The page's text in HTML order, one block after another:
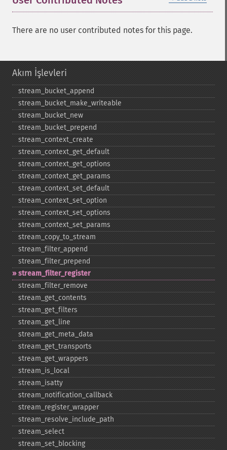
There are no user contributed notes for this page.
Akım İşlevleri
stream_​bucket_​append
stream_​bucket_​make_​writeable
stream_​bucket_​new
stream_​bucket_​prepend
stream_​context_​create
stream_​context_​get_​default
stream_​context_​get_​options
stream_​context_​get_​params
stream_​context_​set_​default
stream_​context_​set_​option
stream_​context_​set_​options
stream_​context_​set_​params
stream_​copy_​to_​stream
stream_​filter_​append
stream_​filter_​prepend
stream_​filter_​register
stream_​filter_​remove
stream_​get_​contents
stream_​get_​filters
stream_​get_​line
stream_​get_​meta_​data
stream_​get_​transports
stream_​get_​wrappers
stream_​is_​local
stream_​isatty
stream_​notification_​callback
stream_​register_​wrapper
stream_​resolve_​include_​path
stream_​select
stream_​set_​blocking